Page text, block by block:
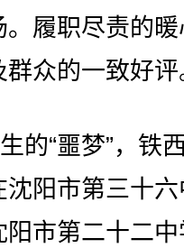
履职尽责的
众的一致好评
“噩梦”，铁
阳市第三十
市第二十二